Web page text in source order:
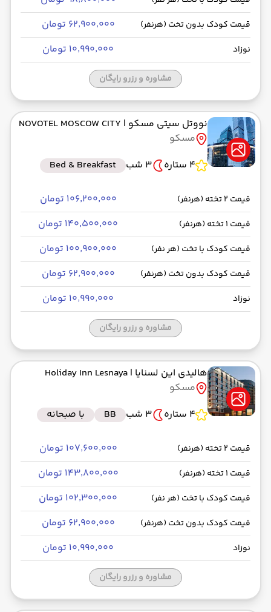
قیمت کودک بدون تخت (هرنفر) ۶۲٬۹۰۰٬۰۰۰ تومان
نوزاد ۱۰٬۹۹۰٬۰۰۰ تومان
مشاوره و رزرو رایگان
نووتل سیتی مسکو | NOVOTEL MOSCOW CITY
مسکو
4 ستاره
3 شب Bed & Breakfast
قیمت 2 تخته (هرنفر) ۱۰۶٬۲۰۰٬۰۰۰ تومان
قیمت 1 تخته (هرنفر) ۱۴۰٬۵۰۰٬۰۰۰ تومان
قیمت کودک با تخت (هر نفر) ۱۰۰٬۹۰۰٬۰۰۰ تومان
قیمت کودک بدون تخت (هرنفر) ۶۲٬۹۰۰٬۰۰۰ تومان
نوزاد ۱۰٬۹۹۰٬۰۰۰ تومان
مشاوره و رزرو رایگان
هالیدی این لسنایا | Holiday Inn Lesnaya
مسکو
4 ستاره
3 شب BB با صبحانه
قیمت 2 تخته (هرنفر) ۱۰۷٬۶۰۰٬۰۰۰ تومان
قیمت 1 تخته (هرنفر) ۱۴۳٬۸۰۰٬۰۰۰ تومان
قیمت کودک با تخت (هر نفر) ۱۰۲٬۳۰۰٬۰۰۰ تومان
قیمت کودک بدون تخت (هرنفر) ۶۲٬۹۰۰٬۰۰۰ تومان
نوزاد ۱۰٬۹۹۰٬۰۰۰ تومان
مشاوره و رزرو رایگان